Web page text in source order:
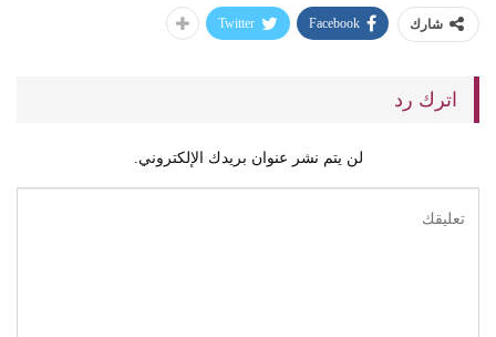
شارك Facebook
Twitter
اترك رد
لن يتم نشر عنوان بريدك الإلكتروني.